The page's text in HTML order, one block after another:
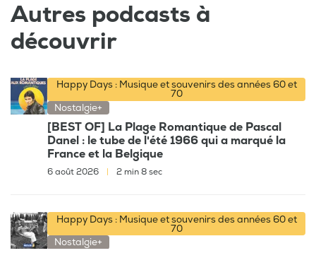
Autres podcasts à
découvrir
Happy Days : Musique et souvenirs des années 60 et
70
Nostalgie+
[BEST OF] La Plage Romantique de Pascal
Danel : le tube de l'été 1966 qui a marqué la
France et la Belgique
6 août 2026 2 min 8 sec
Happy Days : Musique et souvenirs des années 60 et
70
Nostalgie+